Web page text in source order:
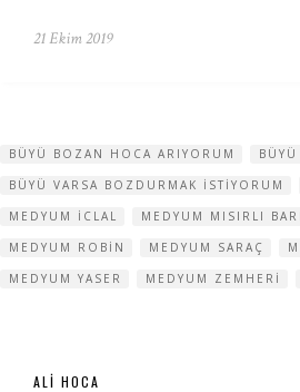
21 Ekim 2019
BÜYÜ BOZAN HOCA ARIYORUM
BÜYÜ VARSA BOZDURMAK ISTIYORUM
MEDYUM ICLAL
MEDYUM MISIRLI
MEDYUM ROBIN
MEDYUM SARAÇ
MEDYUM YASER
MEDYUM ZEMHERI
ALI HOCA